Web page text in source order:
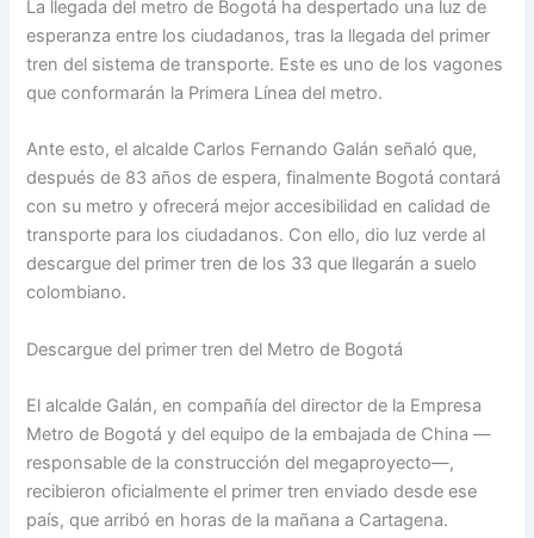
La llegada del metro de Bogotá ha despertado una luz de
esperanza entre los ciudadanos, tras la llegada del primer
tren del sistema de transporte. Este es uno de los vagones
que conformarán la Primera Línea del metro.
Ante esto, el alcalde Carlos Fernando Galán señaló que,
después de 83 años de espera, finalmente Bogotá contará
con su metro y ofrecerá mejor accesibilidad en calidad de
transporte para los ciudadanos. Con ello, dio luz verde al
descargue del primer tren de los 33 que llegarán a suelo
colombiano.
Descargue del primer tren del Metro de Bogotá
El alcalde Galán, en compañía del director de la Empresa
Metro de Bogotá y del equipo de la embajada de China —
responsable de la construcción del megaproyecto—,
recibieron oficialmente el primer tren enviado desde ese
país, que arribó en horas de la mañana a Cartagena.